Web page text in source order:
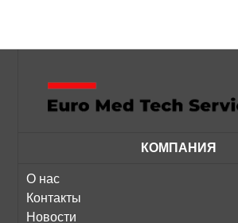
КОМПАНИЯ
О нас
Контакты
Новости